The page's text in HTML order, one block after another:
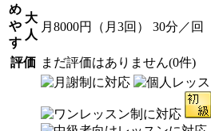
め
や
す
大
人
月8000円（月3回） 30分／回
評価 まだ評価はありません(0件)